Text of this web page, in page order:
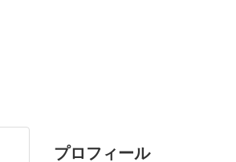
プロフィール